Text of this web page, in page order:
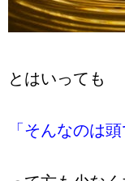
とはいっても
「そんなのは